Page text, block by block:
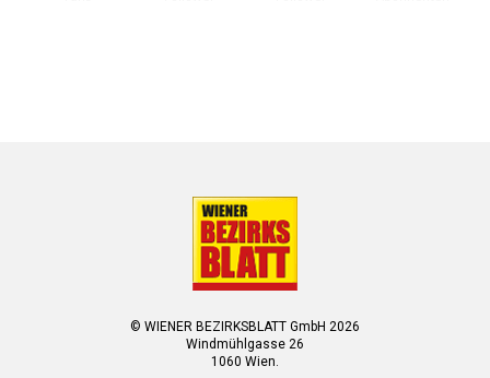
© WIENER BEZIRKSBLATT GmbH 2026
Windmühlgasse 26
1060 Wien.